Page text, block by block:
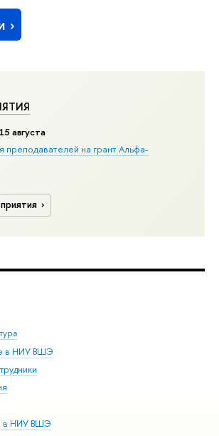
августа
преподавателей на грант Альфа-
в НИУ ВШЭ
в НИУ ВШЭ